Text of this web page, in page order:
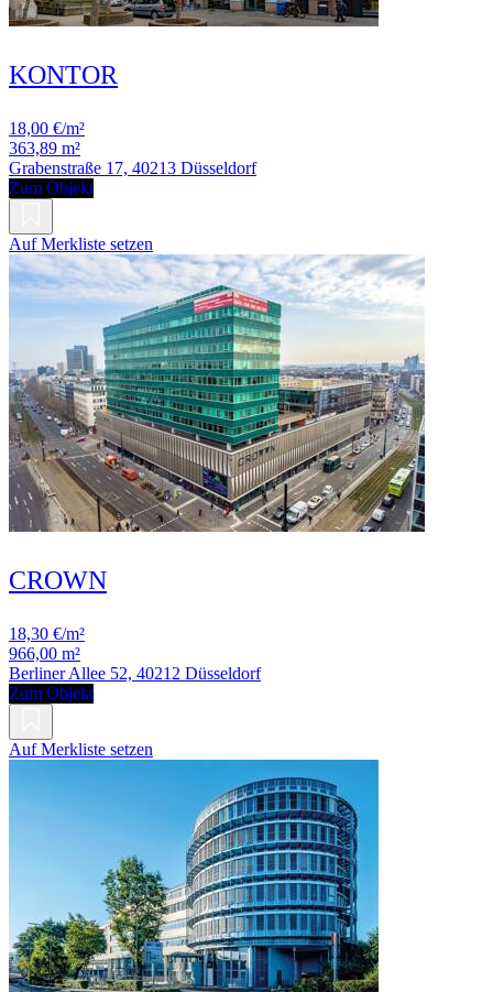
KONTOR
18,00 €/m²
363,89 m²
Grabenstraße 17, 40213 Düsseldorf
Zum Objekt
Auf Merkliste setzen
CROWN
18,30 €/m²
966,00 m²
Berliner Allee 52, 40212 Düsseldorf
Zum Objekt
Auf Merkliste setzen